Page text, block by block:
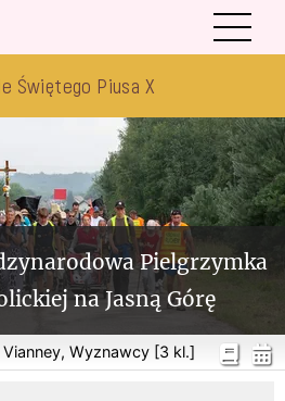
Świętego Piusa X
Pielgrzymka
na Jasną Górę
Vianney, Wyznawcy [3 kl.]